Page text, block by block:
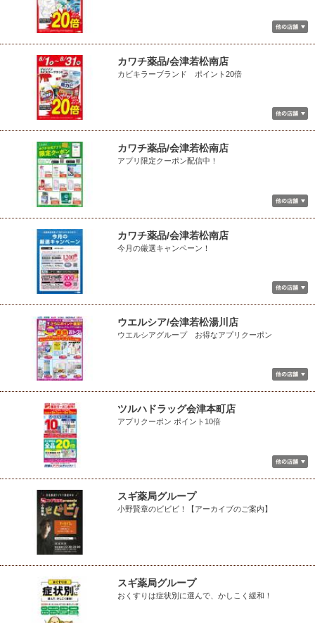
カワチ薬品/会津若松南店
カビキラーブランド ポイント20倍
カワチ薬品/会津若松南店
アプリ限定クーポン配信中！
カワチ薬品/会津若松南店
今月の厳選キャンペーン！
ウエルシア/会津若松湯川店
ウエルシアグループ お得なアプリクーポン
ツルハドラッグ会津本町店
アプリクーポン ポイント10倍
スギ薬局グループ
小野賢章のビビビ！【アーカイブのご案内】
スギ薬局グループ
おくすりは症状別に選んで、かしこく緩和！